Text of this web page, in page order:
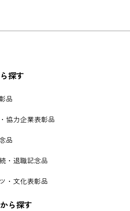
探す
品
協力企業表彰品
品
・退職記念品
・文化表彰品
ら探す